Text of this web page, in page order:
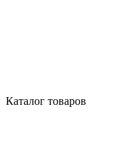
Каталог товаров